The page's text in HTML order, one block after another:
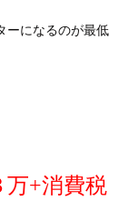
ーになるのが最低
万+消費税